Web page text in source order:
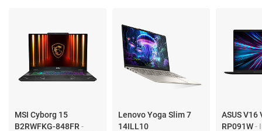
MSI Cyborg 15
B2RWFKG-848FR -
Lenovo Yoga Slim 7
14ILL10
ASUS V16
RP091W-